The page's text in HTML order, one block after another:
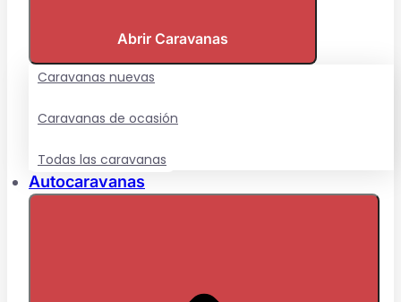
Abrir Caravanas
Caravanas nuevas
Caravanas de ocasión
Todas las caravanas
Autocaravanas